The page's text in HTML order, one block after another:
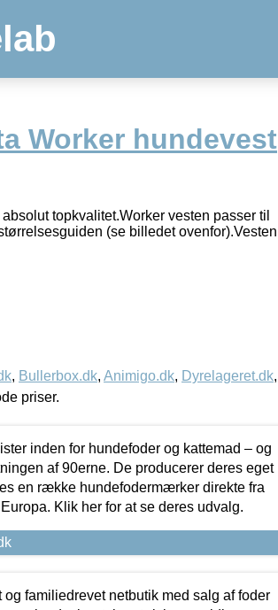
Worker hundevest
topkvalitet.Worker vesten passer til
(se billedet ovenfor).Vesten
, Bullerbox.dk, Animigo.dk, Dyrelageret.dk,
priser.
inden for hundefoder og kattemad – og
af 90erne. De producerer deres eget
en række hundefodermærker direkte fra
Klik her for at se deres udvalg.
familiedrevet netbutik med salg af foder